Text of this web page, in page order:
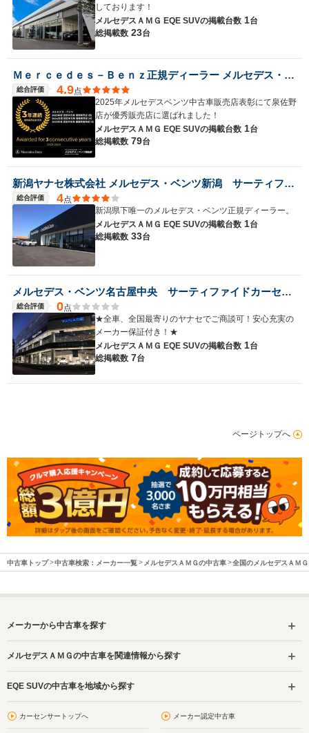
しております！
メルセデスＡＭＧ EQE SUVの掲載台数 1台
総掲載数 23台
Ｍｅｒｃｅｄｅｓ－Ｂｅｎｚ正規ディーラー メルセデス・ベンツ泉佐野
総合評価 4.9点
2025年メルセデスベンツ中古車販売店表彰にて泉佐野
店が優秀販売店に選ばれました！
メルセデスＡＭＧ EQE SUVの掲載台数 1台
総掲載数 79台
新潟ヤナセ株式会社 メルセデス・ベンツ新潟 サーティファイドカーセンター
総合評価 4点
新潟県下唯一のメルセデス・ベンツ正規ディーラー。
メルセデスＡＭＧ EQE SUVの掲載台数 1台
総掲載数 33台
メルセデス・ベンツ名古屋中央 サーティファイドカーセンター
総合評価 0点
★全車、全国最寄りのヤナセでご商談可！安心充実の
メーカー保証付き！★
メルセデスＡＭＧ EQE SUVの掲載台数 1台
総掲載数 7台
ページトップへ
中古車トップ 中古車検索：メーカー一覧 メルセデスＡＭＧの中古車 全国のメルセデスＡＭＧ
メーカーから中古車を探す
メルセデスＡＭＧの中古車を関連情報から探す
EQE SUVの中古車を地域から探す
カーセンサートップへ メーカー認定中古車